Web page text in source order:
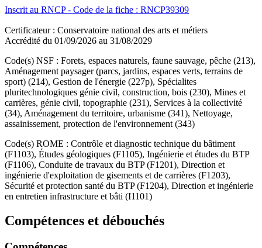
Inscrit au RNCP - Code de la fiche : RNCP39309
Certificateur : Conservatoire national des arts et métiers
Accrédité du 01/09/2026 au 31/08/2029
Code(s) NSF : Forets, espaces naturels, faune sauvage, pêche (213),
Aménagement paysager (parcs, jardins, espaces verts, terrains de
sport) (214), Gestion de l'énergie (227p), Spécialites
pluritechnologiques génie civil, construction, bois (230), Mines et
carrières, génie civil, topographie (231), Services à la collectivité
(34), Aménagement du territoire, urbanisme (341), Nettoyage,
assainissement, protection de l'environnement (343)
Code(s) ROME : Contrôle et diagnostic technique du bâtiment
(F1103), Études géologiques (F1105), Ingénierie et études du BTP
(F1106), Conduite de travaux du BTP (F1201), Direction et
ingénierie d'exploitation de gisements et de carrières (F1203),
Sécurité et protection santé du BTP (F1204), Direction et ingénierie
en entretien infrastructure et bâti (I1101)
Compétences et débouchés